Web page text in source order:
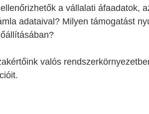
a vállalati áfaadatok,
adataival? Milyen támogatást
valós